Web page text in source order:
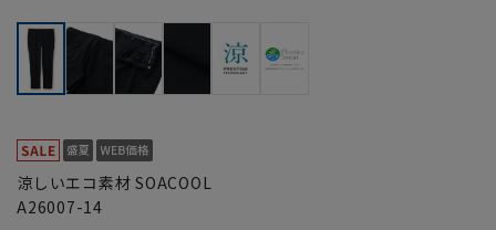
涼しいエコ素材 SOACOOL
A26007-14